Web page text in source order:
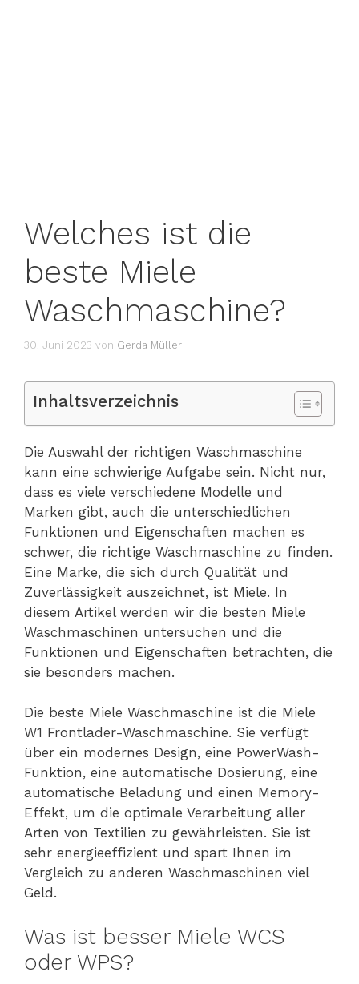
Welches ist die
beste Miele
Waschmaschine?
30. Juni 2023 von Gerda Müller
Inhaltsverzeichnis
Die Auswahl der richtigen Waschmaschine
kann eine schwierige Aufgabe sein. Nicht nur,
dass es viele verschiedene Modelle und
Marken gibt, auch die unterschiedlichen
Funktionen und Eigenschaften machen es
schwer, die richtige Waschmaschine zu finden.
Eine Marke, die sich durch Qualität und
Zuverlässigkeit auszeichnet, ist Miele. In
diesem Artikel werden wir die besten Miele
Waschmaschinen untersuchen und die
Funktionen und Eigenschaften betrachten, die
sie besonders machen.
Die beste Miele Waschmaschine ist die Miele
W1 Frontlader-Waschmaschine. Sie verfügt
über ein modernes Design, eine PowerWash-
Funktion, eine automatische Dosierung, eine
automatische Beladung und einen Memory-
Effekt, um die optimale Verarbeitung aller
Arten von Textilien zu gewährleisten. Sie ist
sehr energieeffizient und spart Ihnen im
Vergleich zu anderen Waschmaschinen viel
Geld.
Was ist besser Miele WCS
oder WPS?